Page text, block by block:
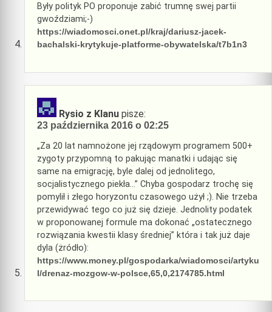
Były polityk PO proponuje zabić trumnę swej partii
gwoździami;-)
https://wiadomosci.onet.pl/kraj/dariusz-jacek-
bachalski-krytykuje-platforme-obywatelska/t7b1n3
Rysio z Klanu pisze:
23 października 2016 o 02:25
„Za 20 lat namnożone jej rządowym programem 500+
zygoty przypomną to pakując manatki i udając się
same na emigrację, byle dalej od jednolitego,
socjalistycznego piekła…” Chyba gospodarz trochę się
pomylił i złego horyzontu czasowego użył ;). Nie trzeba
przewidywać tego co już się dzieje. Jednolity podatek
w proponowanej formule ma dokonać „ostatecznego
rozwiązania kwestii klasy średniej” która i tak już daje
dyla (żródło):
https://www.money.pl/gospodarka/wiadomosci/artyku
l/drenaz-mozgow-w-polsce,65,0,2174785.html